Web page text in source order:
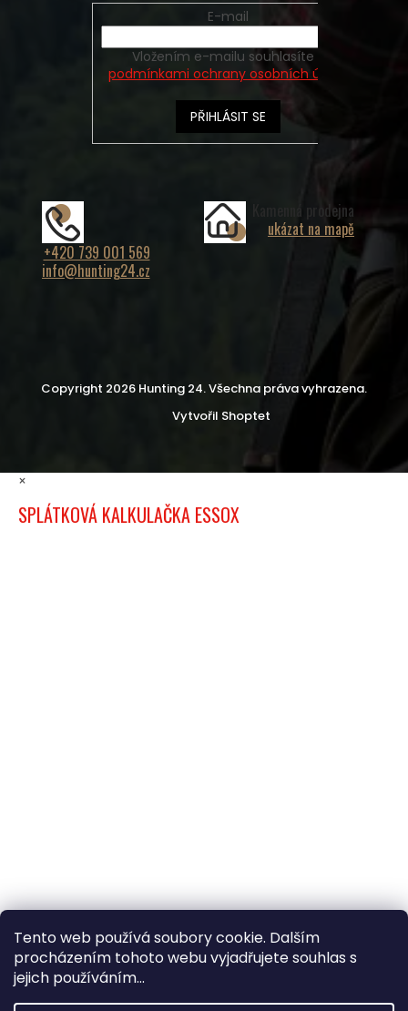
Tento web používá soubory cookie. Dalším
procházením tohoto webu vyjadřujete souhlas s
jejich používáním...
E-mail
podmínkami ochrany osobních údajů
PŘIHLÁSIT SE
+420 739 001 569
info@hunting24.cz
Kamenná prodejna
ukázat na mapě
Vytvořil Shoptet
Copyright 2026 Hunting 24. Všechna práva vyhrazena.
×
SPLÁTKOVÁ KALKULAČKA ESSOX
×
Hledáte nejvýhodnější cenu? Získáte jí
pomocíregistrace